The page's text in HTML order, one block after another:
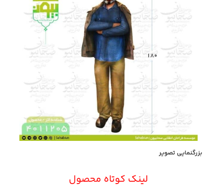
بزرگنمایی تصویر
لینک کوتاه محصول